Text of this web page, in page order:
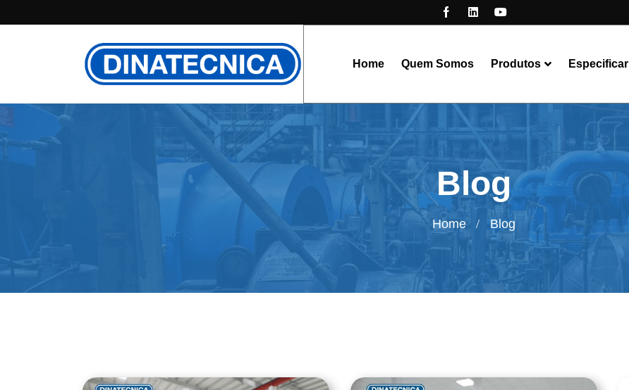
Home Quem Somos Produtos Especificar
Blog
Home Blog